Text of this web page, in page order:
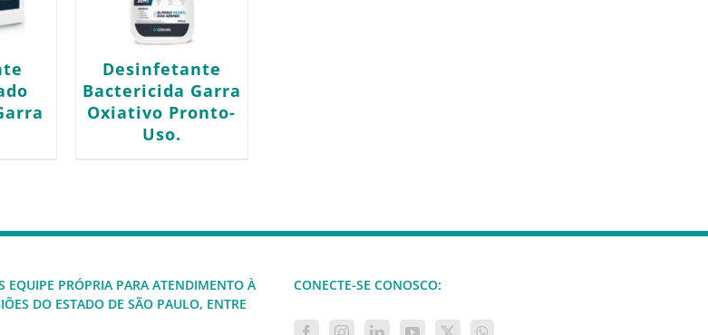
Desinfetante
Bactericida Garra
Oxiativo Pronto-
Uso.
EQUIPE PRÓPRIA PARA ATENDIMENTO À
DO ESTADO DE SÃO PAULO, ENTRE
CONECTE-SE CONOSCO: